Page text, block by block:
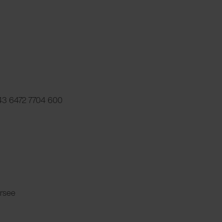
6472 7704 600